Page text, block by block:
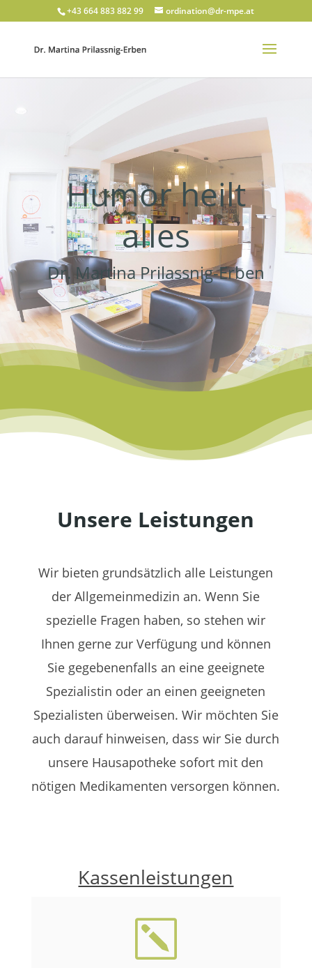
+43 664 883 882 99 ordination@dr-mpe.at
Humor heilt
alles
Dr. Martina Prilassnig-Erben
Unsere Leistungen
Wir bieten grundsätzlich alle Leistungen
der Allgemeinmedizin an. Wenn Sie
spezielle Fragen haben, so stehen wir
Ihnen gerne zur Verfügung und können
Sie gegebenenfalls an eine geeignete
Spezialistin oder an einen geeigneten
Spezialisten überweisen. Wir möchten Sie
auch darauf hinweisen, dass wir Sie durch
unsere Hausapotheke sofort mit den
nötigen Medikamenten versorgen können.
Kassenleistungen
k